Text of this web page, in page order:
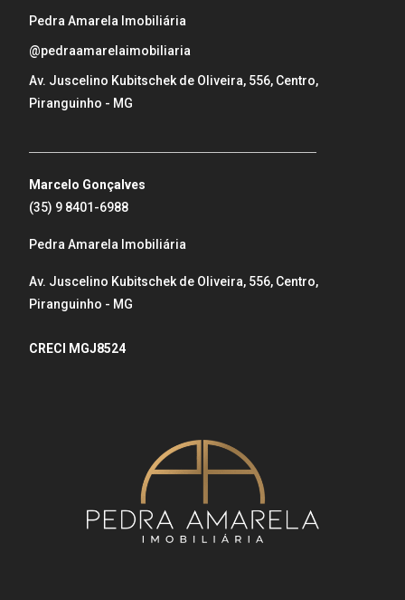
Pedra Amarela Imobiliária
@pedraamarelaimobiliaria
Av. Juscelino Kubitschek de Oliveira, 556, Centro,
Piranguinho - MG
Marcelo Gonçalves
(35) 9 8401-6988
Pedra Amarela Imobiliária
Av. Juscelino Kubitschek de Oliveira, 556, Centro,
Piranguinho - MG
CRECI MGJ8524